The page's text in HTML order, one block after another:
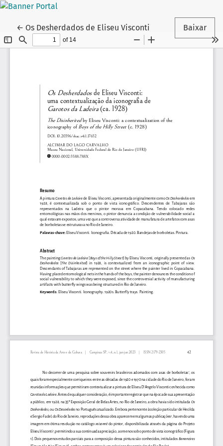
← Voltar aos Detalhes do Artigo
Os Desherdados de Eliseu Visconti Baixar